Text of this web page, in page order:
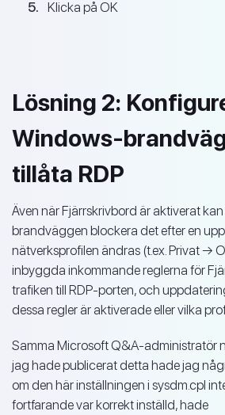
Klicka på OK
Lösning 2:
Windows-
tillåta RDP
Även när Fjärrskrivbord är aktiverat
brandväggen blockera det efter en
nätverksprofilen ändras (t.ex. Privat →
inbyggda inkommande reglerna för
trafiken till RDP-porten, och
dessa regler är aktiverade eller vilka
Samma Microsoft Q&A-administratör
jag hade publicerat detta hade jag
om den här inställningen i sysdm.cpl
fortfarande var korrekt inställd, hade